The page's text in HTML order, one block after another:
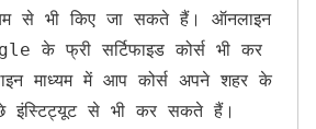
से भी किए जा सकते हैं। ऑनलाइन
के फ्री सर्टिफाइड कोर्स भी कर
माध्यम में आप कोर्स अपने शहर के
इंस्टिट्यूट से भी कर सकते हैं।